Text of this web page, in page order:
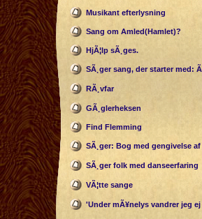
Musikant efterlysning
Sang om Amled(Hamlet)?
HjÃ¦lp sÃ¸ges.
SÃ¸ger sang, der starter med:
RÃ¸vfar
GÃ¸glerheksen
Find Flemming
SÃ¸ger: Bog med gengivelse
SÃ¸ger folk med danseerfaring
VÃ¦tte sange
'Under mÃ¥nelys vandrer jeg ej